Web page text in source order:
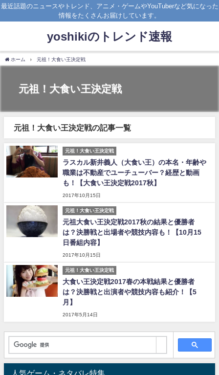
最近話題のニュースやトレンド、アニメ・ゲームやYouTuberなど気になった
情報をたくさんお届けしています。
yoshikiのトレンド速報
ホーム 元祖！大食い王決定戦
元祖！大食い王決定戦
元祖！大食い王決定戦の記事一覧
元祖！大食い王決定戦
ラスカル新井義人（大食い王）の本名・年齢や
職業は不動産でユーチューバー？経歴と動画
も！【大食い王決定戦2017秋】
2017年10月15日
元祖！大食い王決定戦
元祖大食い王決定戦2017秋の結果と優勝者
は？決勝戦と出場者や競技内容も！【10月15
日番組内容】
2017年10月15日
元祖！大食い王決定戦
大食い王決定戦2017春の本戦結果と優勝者
は？決勝戦と出演者や競技内容も紹介！【5
月】
2017年5月14日
人気ゲーム・ネタバレ特集